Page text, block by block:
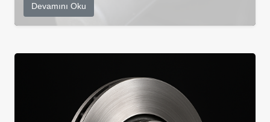
Devamını Oku